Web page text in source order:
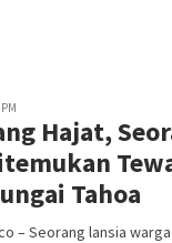
Hajat,
Tahoa
– Seorang lansia